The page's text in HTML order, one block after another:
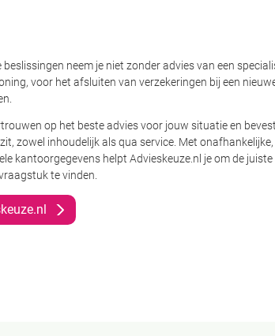
7
geduld ons enorm heeft geholpen belangrijke
voor stap door het proces te loodsen.
neem je niet zonder advies van een
voor het afsluiten van verzekeringen bij een
op het beste advies voor jouw situatie en
zowel inhoudelijk als qua service. Met
kantoorgegevens helpt Advieskeuze.nl je om de
te vinden.